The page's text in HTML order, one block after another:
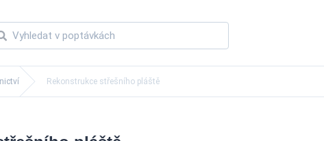
Rekonstrukce střešního pláště